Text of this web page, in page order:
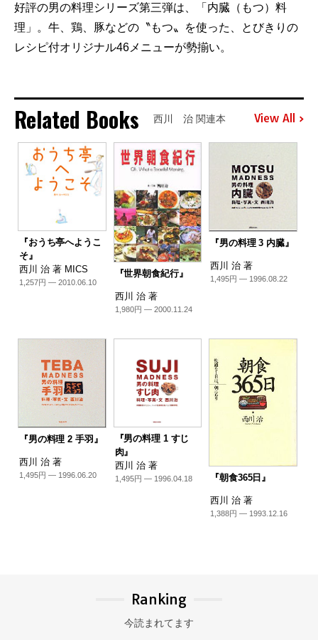
好評の男の料理シリーズ第三弾は、「内臓（もつ）料
理」。牛、鶏、豚などの〝もつ〟を使った、とびきりの
レシピ付オリジナル46メニューが勢揃い。
Related Books 西川 治 関連本 View All
『おうち亭へようこ
そ』
西川 治 著 MICS
1,257円 — 2010.06.10
『世界朝食紀行』
西川 治 著
1,980円 — 2000.11.24
『男の料理 3 内臓』
西川 治 著
1,495円 — 1996.08.22
『男の料理 2 手羽』
西川 治 著
1,495円 — 1996.06.20
『男の料理 1 すじ
肉』
西川 治 著
1,495円 — 1996.04.18 『朝食365日』
西川 治 著
1,388円 — 1993.12.16
Ranking
今読まれてます